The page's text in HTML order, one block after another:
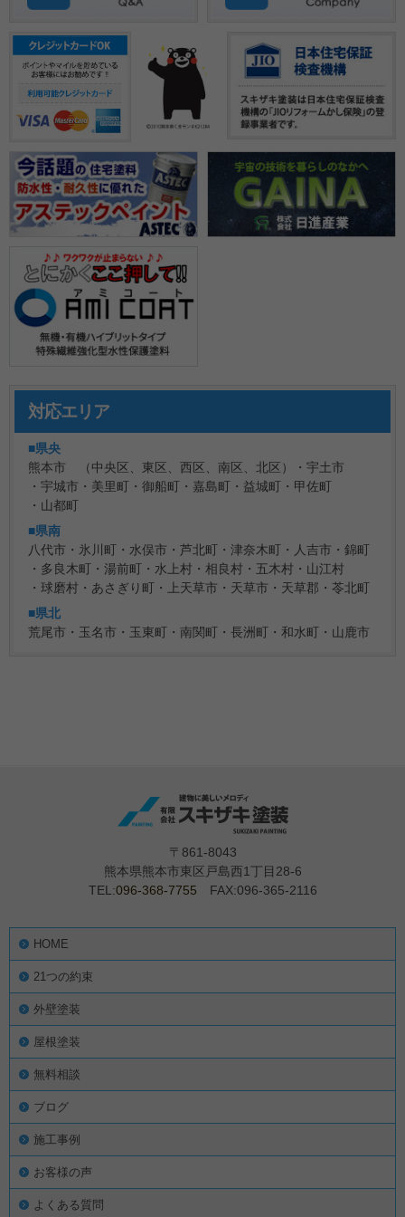
対応エリア
■県央
熊本市 （中央区、東区、西区、南区、北区）
宇土市
宇城市
美里町 御船町 嘉島町 益城町
甲佐町
山都町
■県南
八代市
氷川町 水俣市 芦北町 津奈木町 人吉市
錦町
多良木町
湯前町 水上村 相良村 五木村
山江村
球磨村
あさぎり町 上天草市 天草市 天草郡
苓北町
■県北
荒尾市
玉名市 玉東町 南関町 長洲町 和水町 山鹿市
〒861-8043
熊本県熊本市東区戸島西1丁目28-6
TEL:096-368-7755 FAX:096-365-2116
HOME
21つの約束
外壁塗装
屋根塗装
無料相談
ブログ
施工事例
お客様の声
よくある質問